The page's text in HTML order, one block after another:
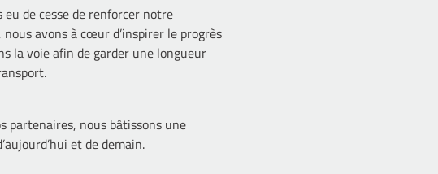
de cesse de renforcer notre
avons à cœur d’inspirer le progrès
la voie afin de garder une longueur
partenaires, nous bâtissons une
et de demain.